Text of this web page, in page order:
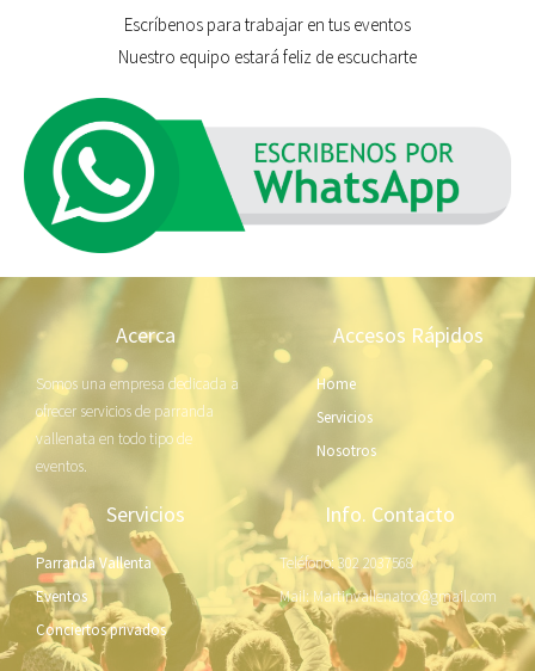
Escríbenos para trabajar en tus eventos
Nuestro equipo estará feliz de escucharte
Acerca
Somos una empresa dedicada a
ofrecer servicios de parranda
vallenata en todo tipo de
eventos.
Accesos Rápidos
Home
Servicios
Nosotros
Servicios
Parranda Vallenta
Eventos
Conciertos privados
Info. Contacto
Teléfono: 302 2037568
Mail: Martinvallenatoo@gmail.com